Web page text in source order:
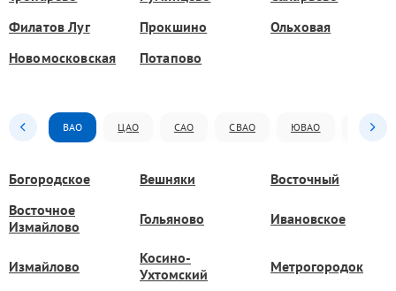
Филатов Луг
Прокшино
Ольховая
Новомосковская
Потапово
ВАО ЦАО САО СВАО ЮВАО ЮАО
Богородское Вешняки
Восточный
Восточное
Измайлово
Гольяново Ивановское
Измайлово
Косино-
Ухтомский
Метрогородок